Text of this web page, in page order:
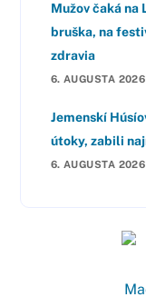
Mužov čaká na
bruška, na
zdravia
6. AUGUSTA 2026
Jemenskí
útoky, zabili
6. AUGUSTA 2026